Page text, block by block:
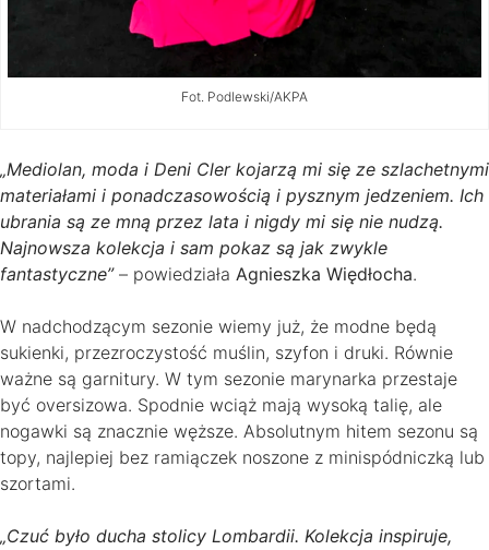
Fot. Podlewski/AKPA
„Mediolan, moda i Deni Cler kojarzą mi się ze szlachetnymi
materiałami i ponadczasowością i pysznym jedzeniem. Ich
ubrania są ze mną przez lata i nigdy mi się nie nudzą.
Najnowsza kolekcja i sam pokaz są jak zwykle
fantastyczne”– powiedziała Agnieszka Więdłocha.
W nadchodzącym sezonie wiemy już, że modne będą
sukienki, przezroczystość muślin, szyfon i druki. Równie
ważne są garnitury. W tym sezonie marynarka przestaje
być oversizowa. Spodnie wciąż mają wysoką talię, ale
nogawki są znacznie węższe. Absolutnym hitem sezonu są
topy, najlepiej bez ramiączek noszone z minispódniczką lub
szortami.
„Czuć było ducha stolicy Lombardii. Kolekcja inspiruje,